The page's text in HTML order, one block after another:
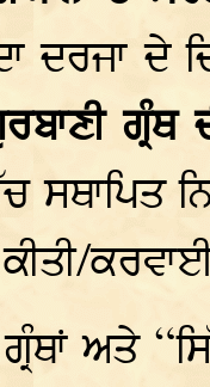
ਦਰਜਾ ਦੇ
ਗ੍ਰੰਥ
ਸਥਾਪਿਤ
ਅਤੇ